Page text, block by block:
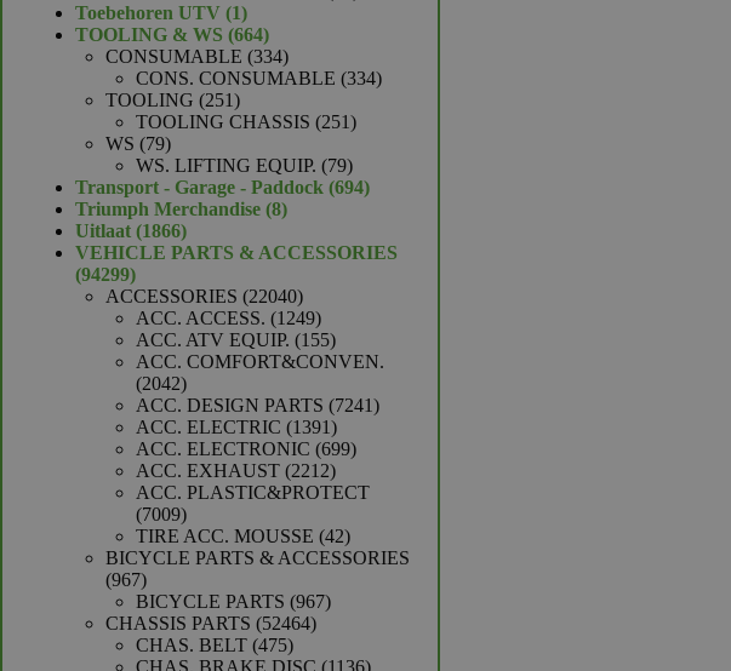
Toebehoren UTV 11
product
TOOLING & WS 664664
producten
CONSUMABLE 334334
producten
CONS. CONSUMABLE 334334
TOOLING 251251
producten
TOOLING CHASSIS 251251
WS 7979
producten
WS. LIFTING EQUIP. 7979
producten
Transport - Garage - Paddock 694694
Triumph Merchandise 88
Uitlaat 18661866
producten
VEHICLE PARTS & ACCESSORIES
9429994299
producten
ACCESSORIES 2204022040
producten
ACC. ACCESS. 12491249
producten
ACC. ATV EQUIP. 155155
producten
ACC. COMFORT&CONVEN.
20422042
producten
ACC. DESIGN PARTS 72417241
ACC. ELECTRIC 13911391
producten
ACC. ELECTRONIC 699699
ACC. EXHAUST 22122212
producten
ACC. PLASTIC&PROTECT
70097009
producten
TIRE ACC. MOUSSE 4242
producten
BICYCLE PARTS & ACCESSORIES
967967
producten
BICYCLE PARTS 967967
CHASSIS PARTS 5246452464
CHAS. BELT 475475
producten
CHAS. BRAKE DISC 11361136